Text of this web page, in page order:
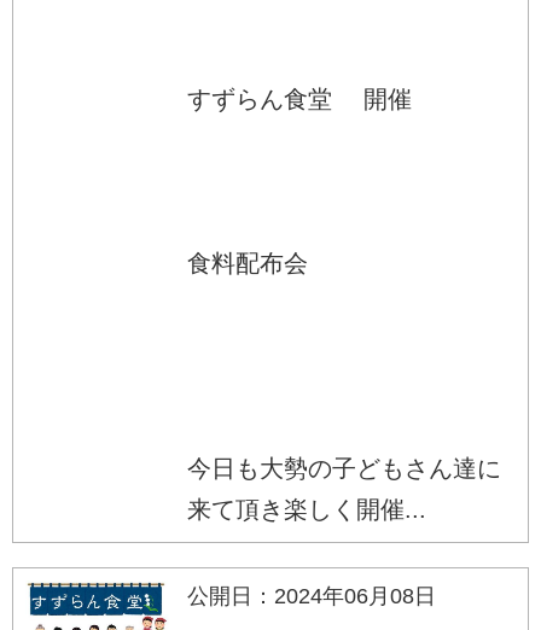
すずらん食堂 開催
食料配布会
今日も大勢の子どもさん達に
来て頂き楽しく開催...
公開日：2024年06月08日